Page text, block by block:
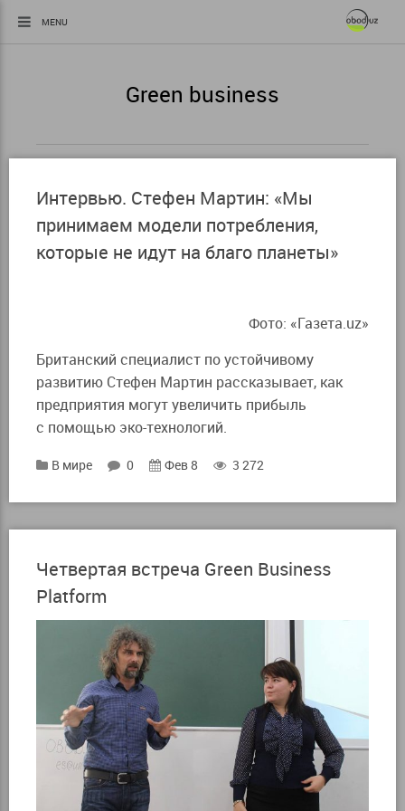
MENU
Green business
Интервью. Стефен Мартин: «Мы
принимаем модели потребления,
которые не идут на благо планеты»
Фото: «Газета.uz»
Британский специалист по устойчивому
развитию Стефен Мартин рассказывает, как
предприятия могут увеличить прибыль
с помощью эко-технологий.
В мире 0 Фев 8 3 272
Четвертая встреча Green Business
Platform